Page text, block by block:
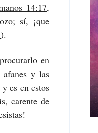
14:17,
sí, ¡que
).
en
y las
es en estos
carente de